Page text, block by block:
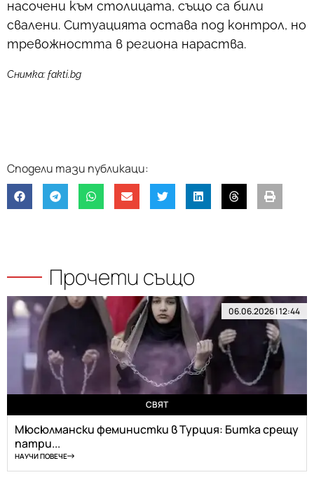
насочени към столицата, също са били
свалени. Ситуацията остава под контрол, но
тревожността в региона нараства.
Снимка: fakti.bg
Прочети също
06.06.2026 | 12:44
СВЯТ
Мюсюлмански феминистки в Турция: Битка срещу
патри...
НАУЧИ ПОВЕЧЕ